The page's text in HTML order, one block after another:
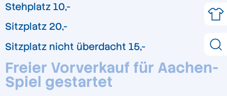
Stehplatz 10,-
Sitzplatz 20,-
Sitzplatz nicht überdacht 15,-
Freier Vorverkauf für Aachen-
Spiel gestartet